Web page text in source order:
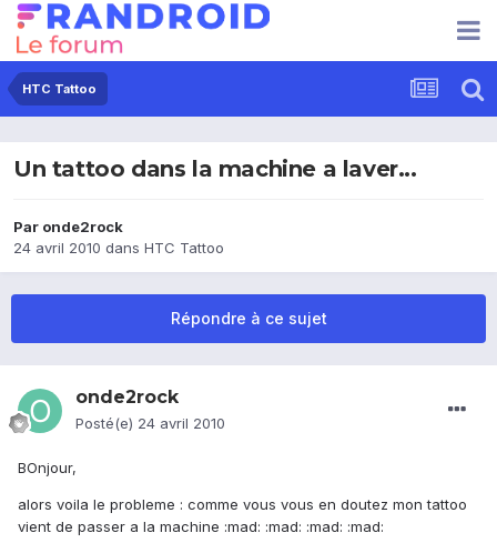
HTC Tattoo
Un tattoo dans la machine a laver...
Par onde2rock
24 avril 2010 dans HTC Tattoo
Répondre à ce sujet
onde2rock
Posté(e) 24 avril 2010
BOnjour,
alors voila le probleme : comme vous vous en doutez mon tattoo
vient de passer a la machine :mad: :mad: :mad: :mad: